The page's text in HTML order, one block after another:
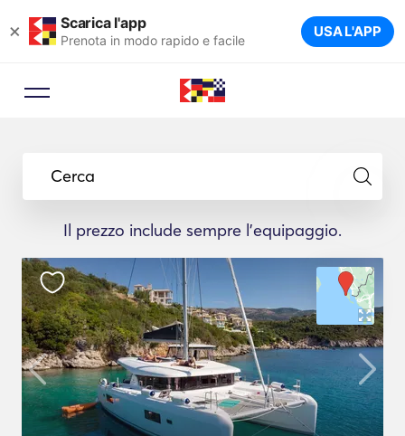
× Scarica l'app
Prenota in modo rapido e facile USA L'APP
Cerca
Il prezzo include sempre l'equipaggio.